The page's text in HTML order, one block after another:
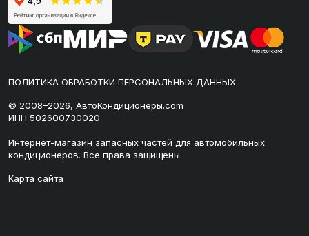
ПОЛИТИКА ОБРАБОТКИ ПЕРСОНАЛЬНЫХ ДАННЫХ
© 2008–2026, АвтоКондиционеры.com
ИНН 502600730020
Интернет-магазин запасных частей для автомобильных
кондиционеров. Все права защищены.
Карта сайта